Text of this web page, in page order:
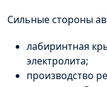
Сильные стороны
лабиринтная
электролита;
производство